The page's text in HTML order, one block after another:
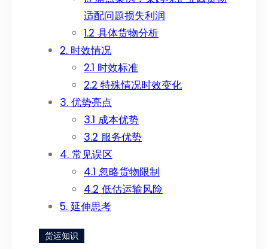
适配问题损失利润
1.2 具体货物分析
2. 时效情况
2.1 时效标准
2.2 特殊情况时效变化
3. 优势亮点
3.1 成本优势
3.2 服务优势
4. 常见误区
4.1 忽略货物限制
4.2 低估运输风险
5. 延伸思考
货运知识